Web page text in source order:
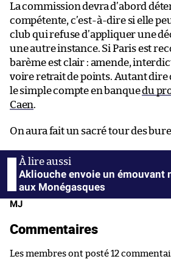
La commission devra d’abord
compétente, c’est-à-dire si elle
club qui refuse d’appliquer une
une autre instance. Si Paris est
barème est clair : amende,
voire retrait de points. Autant dire
le simple compte en banquedu
Caen.
On aura fait un sacré tour des
Akliouche envoie un émouvant
aux Monégasques
MJ
Commentaires
Les membres ont posté 12